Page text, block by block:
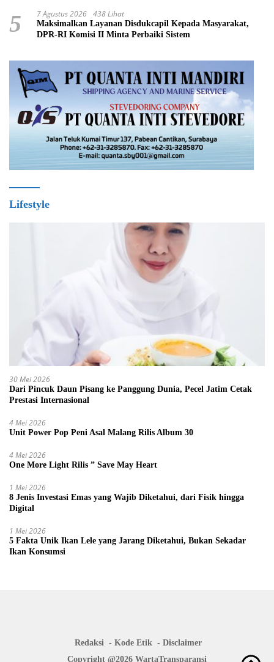
5 7 Agustus 2026 438 Lihat
Maksimalkan Layanan Disdukcapil Kepada Masyarakat,
DPR-RI Komisi II Minta Perbaiki Sistem
Lifestyle
30 Mei 2026
Dari Pincuk Daun Pisang ke Panggung Dunia, Pecel Jatim Cetak
Prestasi Internasional
4 Mei 2026
Unit Power Pop Peni Asal Malang Rilis Album 30
4 Mei 2026
One More Light Rilis ” Save May Heart
1 Mei 2026
8 Jenis Investasi Emas yang Wajib Diketahui, dari Fisik hingga
Digital
1 Mei 2026
5 Fakta Unik Ikan Lele yang Jarang Diketahui, Bukan Sekadar
Ikan Konsumsi
Redaksi Kode Etik
Disclaimer
Copyright @2026 WartaTransparansi